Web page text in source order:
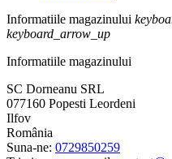
Informatiile magazinului
keyboard_arrow_up
Informatiile magazinului
SC Dorneanu SRL
077160 Popesti Leordeni
Ilfov
România
Suna-ne: 0729850259